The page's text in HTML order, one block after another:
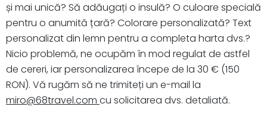
și mai unică? Să adăugați o insulă? O culoare specială
pentru o anumită țară? Colorare personalizată? Text
personalizat din lemn pentru a completa harta dvs.?
Nicio problemă, ne ocupăm în mod regulat de astfel
de cereri, iar personalizarea începe de la 30 € (150
RON). Vă rugăm să ne trimiteți un e-mail la
miro@68travel.com cu solicitarea dvs. detaliată.